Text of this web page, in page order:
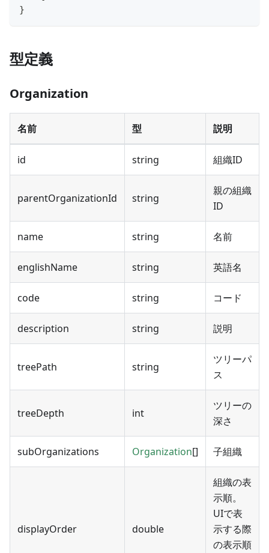
}
型定義
Organization
名前 型 説明
id string 組織ID
parentOrganizationId string
親の組織
ID
name string 名前
englishName string 英語名
code string コード
description string 説明
treePath string
ツリーパ
ス
treeDepth int
ツリーの
深さ
subOrganizations Organization[] 子組織
displayOrder double
組織の表
示順。
UIで表
示する際
の表示順